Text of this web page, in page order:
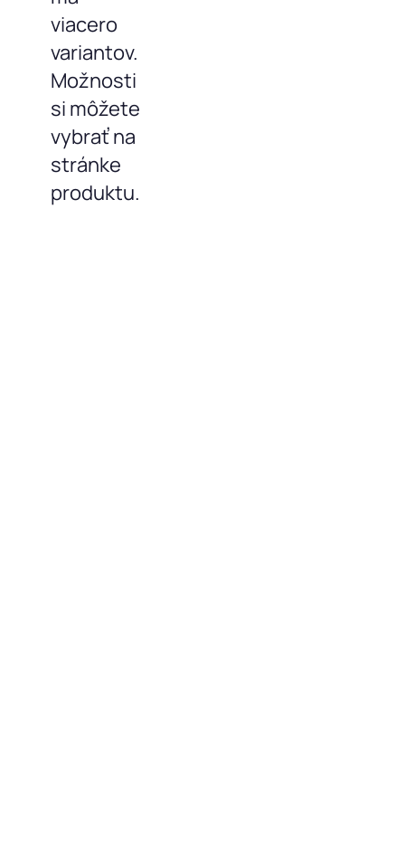
viacero
variantov.
Možnosti
si môžete
vybrať na
stránke
produktu.